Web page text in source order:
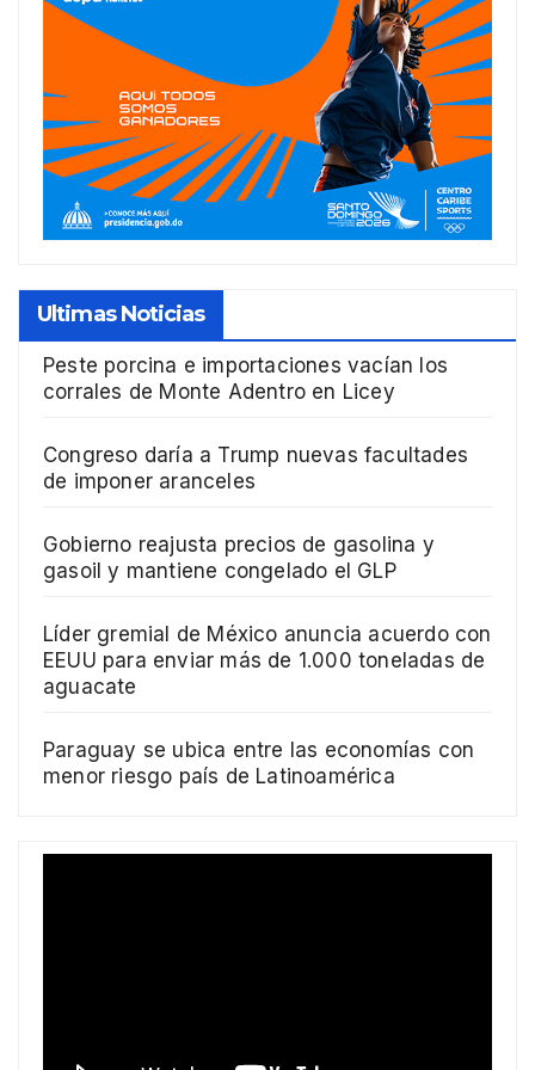
Ultimas Noticias
Peste porcina e importaciones vacían los
corrales de Monte Adentro en Licey
Congreso daría a Trump nuevas facultades
de imponer aranceles
Gobierno reajusta precios de gasolina y
gasoil y mantiene congelado el GLP
Líder gremial de México anuncia acuerdo con
EEUU para enviar más de 1.000 toneladas de
aguacate
Paraguay se ubica entre las economías con
menor riesgo país de Latinoamérica